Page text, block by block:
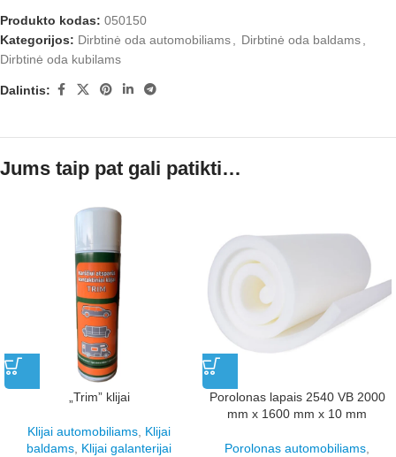
Produkto kodas: 050150
Kategorijos: Dirbtinė oda automobiliams, Dirbtinė oda baldams,
Dirbtinė oda kubilams
Dalintis:
Jums taip pat gali patikti…
„Trim” klijai
Klijai automobiliams, Klijai
baldams, Klijai galanterijai
Porolonas lapais 2540 VB 2000
mm x 1600 mm x 10 mm
Porolonas automobiliams,